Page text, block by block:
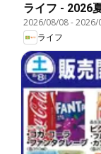
ライフ - 2026
2026/08/08-2026/
ライフ